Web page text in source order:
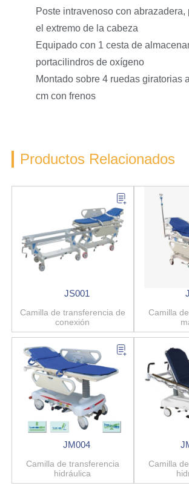
Poste intravenoso con abrazadera,
el extremo de la cabeza
Equipado con 1 cesta de
portacilindros de oxígeno
Montado sobre 4 ruedas giratorias
cm con frenos
Productos Relacionados
JS001
Camilla de transferencia de
conexión
Camilla
JM004
Camilla de transferencia
hidráulica
Camilla